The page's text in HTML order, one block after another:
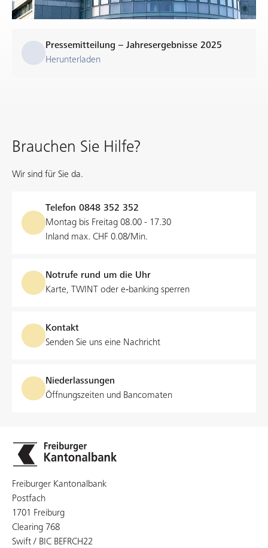
Pressemitteilung – Jahresergebnisse 2025
Herunterladen
Brauchen Sie Hilfe?
Wir sind für Sie da.
Telefon 0848 352 352
Montag bis Freitag 08.00 - 17.30
Inland max. CHF 0.08/Min.
Notrufe rund um die Uhr
Karte, TWINT oder e‑banking sperren
Kontakt
Senden Sie uns eine Nachricht
Niederlassungen
Öffnungszeiten und Bancomaten
Freiburger Kantonalbank
Postfach
1701 Freiburg
Clearing 768
Swift / BIC BEFRCH22